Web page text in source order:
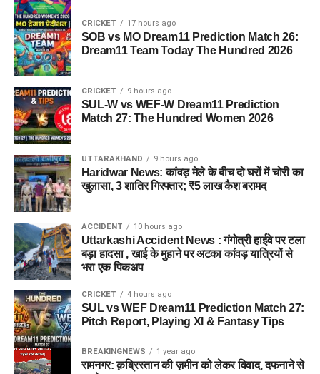
CRICKET 17 hours ago
SOB vs MO Dream11 Prediction Match 26:
Dream11 Team Today The Hundred 2026
CRICKET 9 hours ago
SUL-W vs WEF-W Dream11 Prediction
Match 27: The Hundred Women 2026
UTTARAKHAND 9 hours ago
Haridwar News: कांवड़ मेले के बीच दो घरों में चोरी का
खुलासा, 3 शातिर गिरफ्तार; ₹5 लाख कैश बरामद
ACCIDENT 10 hours ago
Uttarkashi Accident News : गंगोत्री हाईवे पर टला
बड़ा हादसा , खाई के मुहाने पर अटका कांवड़ यात्रियों से
भरा एक पिकअप
CRICKET 4 hours ago
SUL vs WEF Dream11 Prediction Match 27:
Pitch Report, Playing XI & Fantasy Tips
BREAKINGNEWS 1 year ago
रामनगर: क़ब्रिस्तान की ज़मीन को लेकर विवाद, दफनाने से